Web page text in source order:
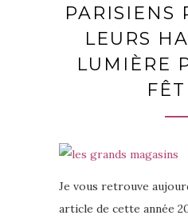
PARISIENS
LEURS
LUMIÈRE
Je vous retrouve
article de cette année